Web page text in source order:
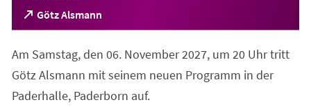
Götz Alsmann
(Öffnet
in
neuen
Tab)
Am Samstag, den 06. November 2027, um 20 Uhr tritt
Götz Alsmann mit seinem neuen Programm in der
Paderhalle, Paderborn auf.